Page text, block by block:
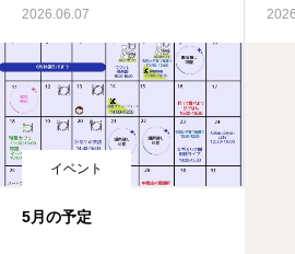
2026.06.07
イベント
5月の予定